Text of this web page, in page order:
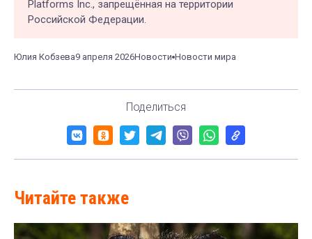
Platforms Inc., запрещённая на территории
Российской Федерации.
Юлия Кобзева9 апреля 2026Новости Новости мира
Поделиться
Читайте также